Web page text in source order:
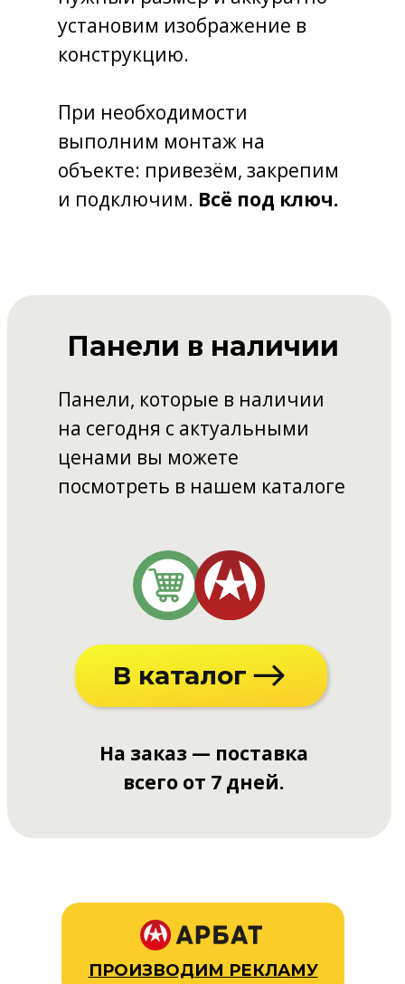
установим изображение в
конструкцию.
При необходимости
выполним монтаж на
объекте: привезём, закрепим
и подключим. Всё под ключ.
Панели в наличии
Панели, которые в наличии
на сегодня с актуальными
ценами вы можете
посмотреть в нашем каталоге
На заказ — поставка
всего от 7 дней.
В каталог
ПРОИЗВОДИМ РЕКЛАМУ